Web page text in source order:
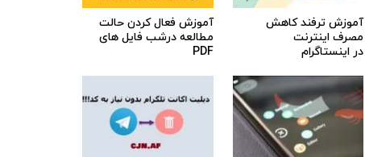
آموزش ترفند کاهش
مصرف اینترنت
در اینستاگرام
آموزش فعال کردن حالت
مطالعه درشب فایل های
PDF